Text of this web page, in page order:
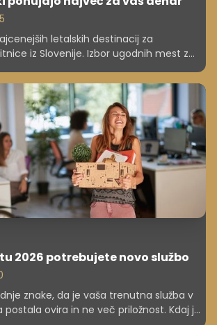
letalskih destinacij za
iz Slovenije. Izbor ugodnih mest z
med ceno in doživetji.
2026 potrebujete novo službo
znake, da je vaša trenutna služba v
ovira in ne več priložnost. Kdaj je